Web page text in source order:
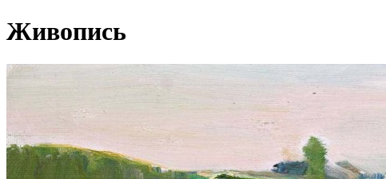
Живопись